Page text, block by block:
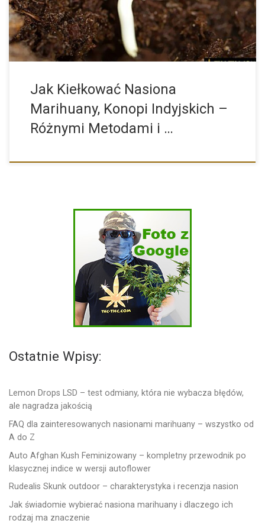
początkujących błędów podczas […]
Jak Kiełkować Nasiona
Marihuany, Konopi Indyjskich –
Różnymi Metodami i …
Ostatnie Wpisy:
Lemon Drops LSD – test odmiany, która nie wybacza błędów,
ale nagradza jakością
FAQ dla zainteresowanych nasionami marihuany – wszystko od
A do Z
Auto Afghan Kush Feminizowany – kompletny przewodnik po
klasycznej indice w wersji autoflower
Rudealis Skunk outdoor – charakterystyka i recenzja nasion
Jak świadomie wybierać nasiona marihuany i dlaczego ich
rodzaj ma znaczenie